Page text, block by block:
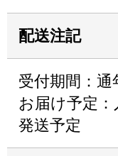
配送注記
受付期間：通
お届け予定：
発送予定